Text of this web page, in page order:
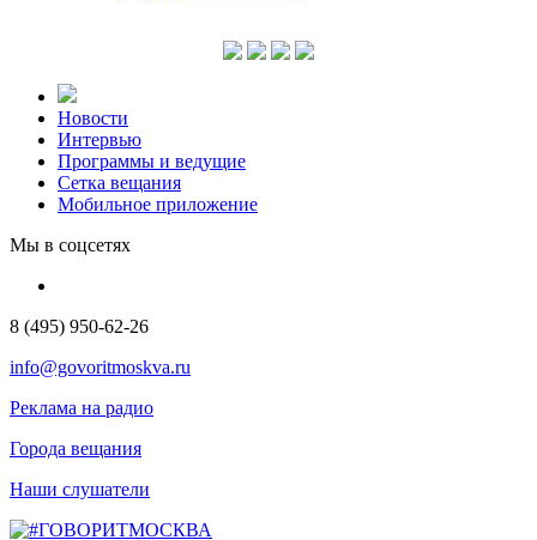
Новости
Интервью
Программы и ведущие
Сетка вещания
Мобильное приложение
Мы в соцсетях
8 (495) 950-62-26
info@govoritmoskva.ru
Реклама на радио
Города вещания
Наши слушатели